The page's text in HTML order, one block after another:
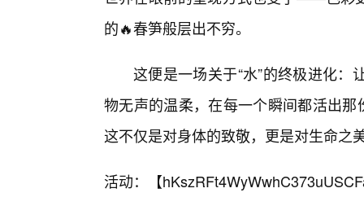
的🔥春笋般层出不穷。
这便是一场关于“水”的终极进化
物无声的温柔，在每一个瞬间都活出
这不仅是对身体的致敬，更是对生命之
活动：【